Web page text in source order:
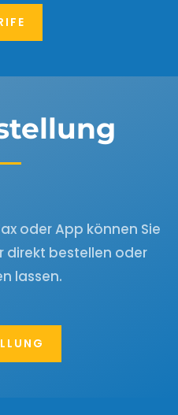
oder App können Sie
direkt bestellen oder
lassen.